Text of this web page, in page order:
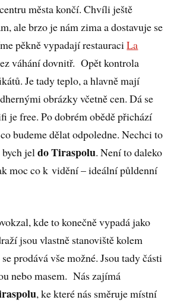
města končí. Chvíli ještě
ale brzo je nám zima a dostavuje se
pěkně vypadají restauraciLa
váhání dovnitř. Opět kontrola
Je tady teplo, a hlavně mají
obrázky včetně cen. Dá se
je free. Po dobrém obědě přichází
budeme dělat odpoledne. Nechci to
bych jeldo Tiraspolu. Není to daleko
moc co k vidění – ideální půldenní
kde to konečně vypadá jako
jsou vlastně stanoviště kolem
prodává vše možné. Jsou tady části
nebo masem. Nás zajímá
, ke které nás směruje místní